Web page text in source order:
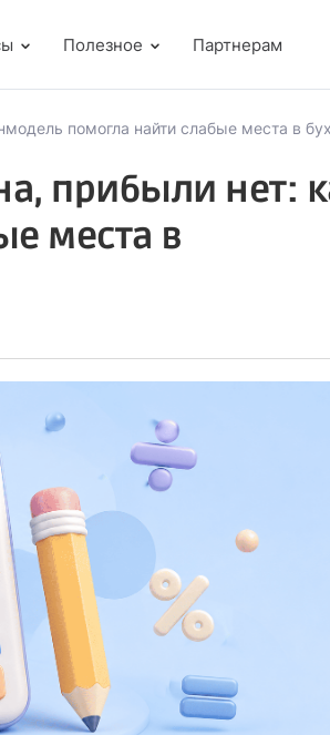
Полезное Партнерам
помогла найти слабые места в
прибыли нет:
места в